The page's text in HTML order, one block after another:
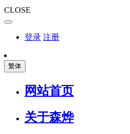
CLOSE
登录 注册
繁体
网站首页
关于森烨